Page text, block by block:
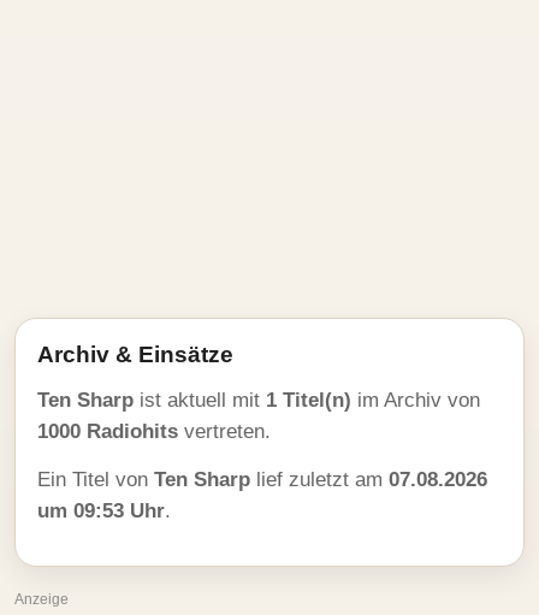
Archiv & Einsätze
Ten Sharp ist aktuell mit 1 Titel(n) im Archiv von
1000 Radiohits vertreten.
Ein Titel von Ten Sharp lief zuletzt am 07.08.2026
um 09:53 Uhr.
Anzeige